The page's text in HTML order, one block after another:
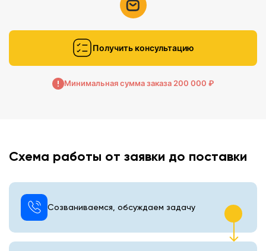
Получить консультацию
Минимальная сумма заказа 200 000 ₽
Схема работы от заявки до поставки
Созваниваемся, обсуждаем задачу